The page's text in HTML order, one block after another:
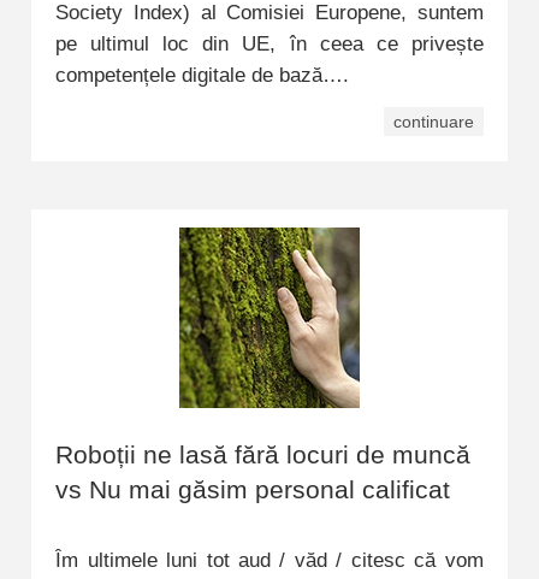
Society Index) al Comisiei Europene, suntem
pe ultimul loc din UE, în ceea ce privește
competențele digitale de bază….
continuare
Roboții ne lasă fără locuri de muncă
vs Nu mai găsim personal calificat
Îm ultimele luni tot aud / văd / citesc că vom